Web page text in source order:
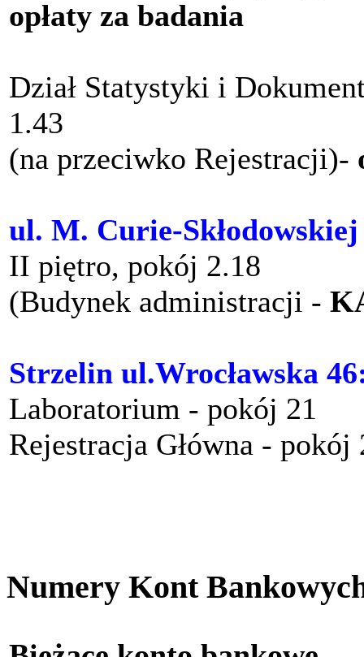
opłaty za badania
Dział Statystyki i
1.43
(na przeciwko Rejestracji)-
ul. M. Curie-Skłodowskiej
II piętro, pokój 2.18
(Budynek administracji -
Strzelin ul.Wrocławska
Laboratorium - pokój 21
Rejestracja Główna -
Numery Kont